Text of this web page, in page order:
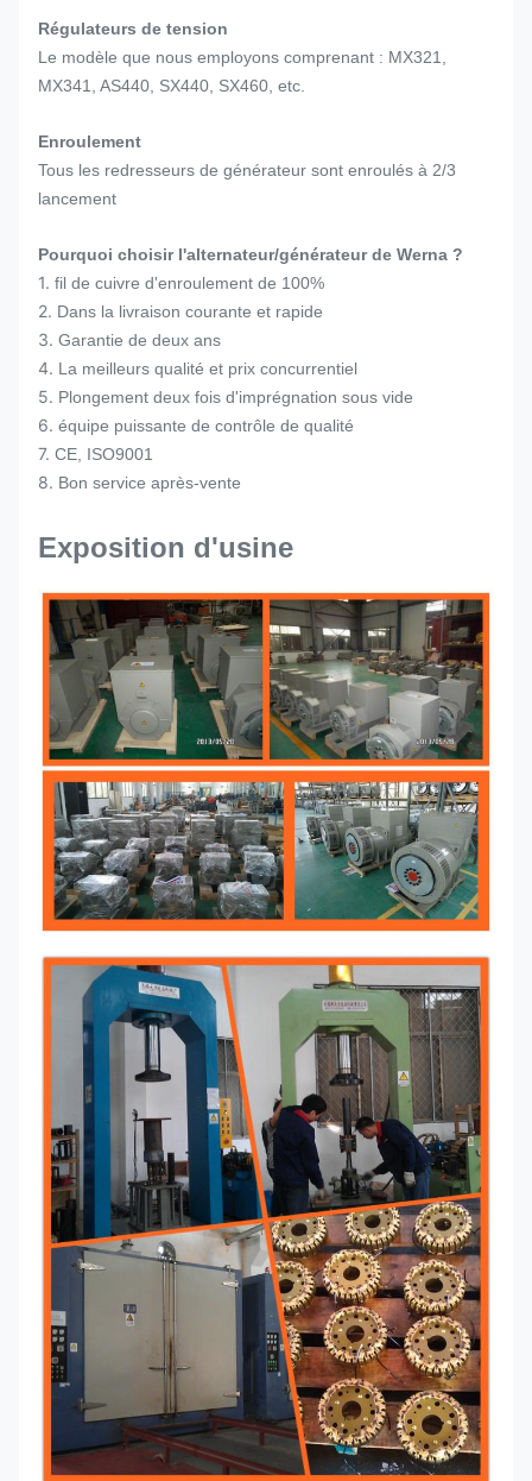
Régulateurs de tension
Le modèle que nous employons comprenant : MX321,
MX341, AS440, SX440, SX460, etc.
Enroulement
Tous les redresseurs de générateur sont enroulés à 2/3
lancement
Pourquoi choisir l'alternateur/générateur de Werna ?
1. fil de cuivre d'enroulement de 100%
2. Dans la livraison courante et rapide
3. Garantie de deux ans
4. La meilleurs qualité et prix concurrentiel
5. Plongement deux fois d'imprégnation sous vide
6. équipe puissante de contrôle de qualité
7. CE, ISO9001
8. Bon service après-vente
Exposition d'usine